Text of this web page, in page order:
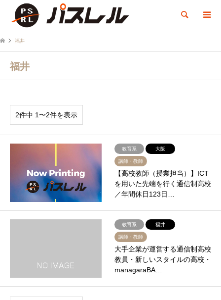
検索
福井
福井
2件中 1〜2件を表示
教育系 大阪
講師・教師
【高校教師（授業担当）】ICT
を用いた先端を行く通信制高校
／年間休日123日…
教育系 福井
講師・教師
大手企業が運営する通信制高校
教員・新しいスタイルの高校・
managaraBA…